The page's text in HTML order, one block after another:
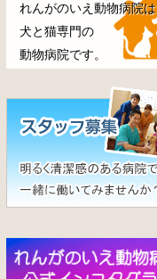
れんがのいえ動物病院は
犬と猫専門の
動物病院です。